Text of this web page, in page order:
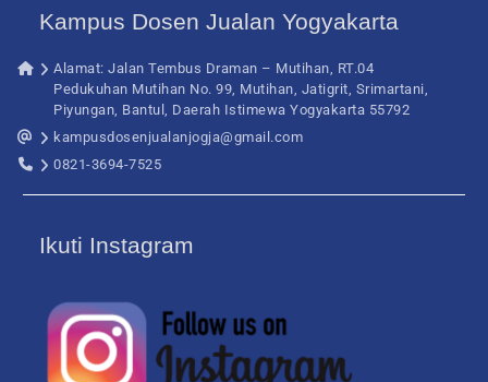
Kampus Dosen Jualan Yogyakarta
Alamat: Jalan Tembus Draman – Mutihan, RT.04
Pedukuhan Mutihan No. 99, Mutihan, Jatigrit, Srimartani,
Piyungan, Bantul, Daerah Istimewa Yogyakarta 55792
kampusdosenjualanjogja@gmail.com
0821-3694-7525
Ikuti Instagram